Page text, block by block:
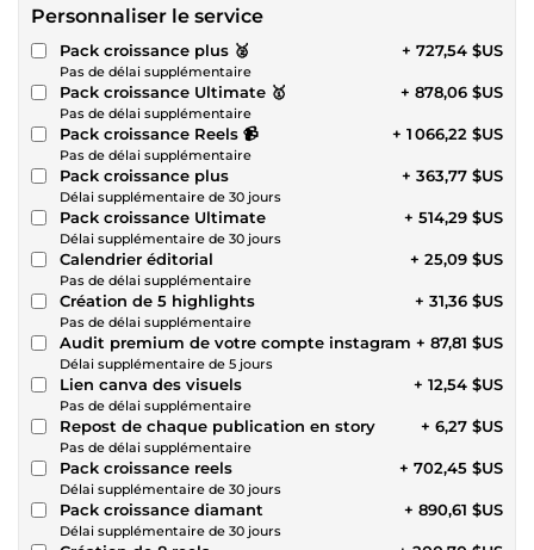
Personnaliser le service
Pack croissance plus 🥈
Pas de délai supplémentaire
+ 727,54 $US
Pack croissance Ultimate 🥇
Pas de délai supplémentaire
+ 878,06 $US
Pack croissance Reels 📹
Pas de délai supplémentaire
+ 1 066,22 $US
Pack croissance plus
Délai supplémentaire de 30 jours
+ 363,77 $US
Pack croissance Ultimate
Délai supplémentaire de 30 jours
+ 514,29 $US
Calendrier éditorial
Pas de délai supplémentaire
+ 25,09 $US
Création de 5 highlights
Pas de délai supplémentaire
+ 31,36 $US
Audit premium de votre compte instagram
Délai supplémentaire de 5 jours
+ 87,81 $US
Lien canva des visuels
Pas de délai supplémentaire
+ 12,54 $US
Repost de chaque publication en story
Pas de délai supplémentaire
+ 6,27 $US
Pack croissance reels
Délai supplémentaire de 30 jours
+ 702,45 $US
Pack croissance diamant
Délai supplémentaire de 30 jours
+ 890,61 $US